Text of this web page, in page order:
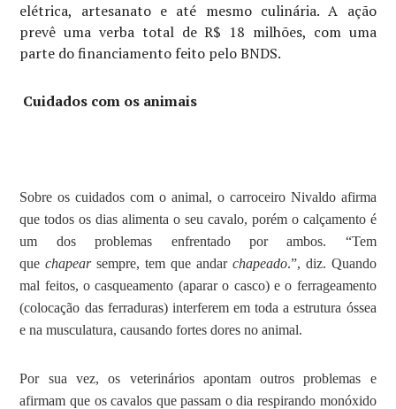
elétrica, artesanato e até mesmo culinária. A ação
prevê uma verba total de R$ 18 milhões, com uma
parte do financiamento feito pelo BNDS.
Cuidados com os animais
Sobre os cuidados com o animal, o carroceiro Nivaldo afirma
que todos os dias alimenta o seu cavalo, porém o calçamento é
um dos problemas enfrentado por ambos. “Tem
quechapearsempre, tem que andar chapeado.”, diz. Quando
mal feitos, o casqueamento (aparar o casco) e o ferrageamento
(colocação das ferraduras) interferem em toda a estrutura óssea
e na musculatura, causando fortes dores no animal.
Por sua vez, os veterinários apontam outros problemas e
afirmam que os cavalos que passam o dia respirando monóxido